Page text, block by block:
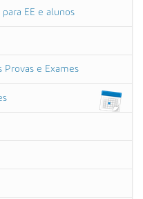
EE e alunos
Provas e Exames